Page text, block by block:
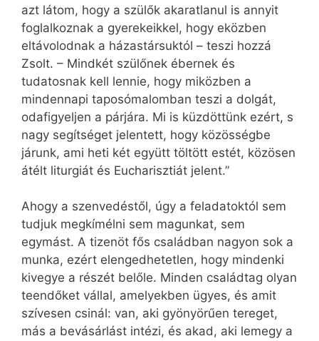
azt látom, hogy a szülők akaratlanul is annyit
foglalkoznak a gyerekeikkel, hogy eközben
eltávolodnak a házastársuktól – teszi hozzá
Zsolt. – Mindkét szülőnek ébernek és
tudatosnak kell lennie, hogy miközben a
mindennapi taposómalomban teszi a dolgát,
odafigyeljen a párjára. Mi is küzdöttünk ezért, s
nagy segítséget jelentett, hogy közösségbe
járunk, ami heti két együtt töltött estét, közösen
átélt liturgiát és Eucharisztiát jelent.”
Ahogy a szenvedéstől, úgy a feladatoktól sem
tudjuk megkímélni sem magunkat, sem
egymást. A tizenöt fős családban nagyon sok a
munka, ezért elengedhetetlen, hogy mindenki
kivegye a részét belőle. Minden családtag olyan
teendőket vállal, amelyekben ügyes, és amit
szívesen csinál: van, aki gyönyörűen tereget,
más a bevásárlást intézi, és akad, aki lemegy a